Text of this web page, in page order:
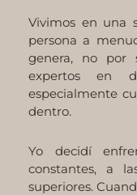
Vivimos en una
persona a
genera, no por
expertos en
especialmente
dentro.
Yo decidí
constantes, a
superiores.